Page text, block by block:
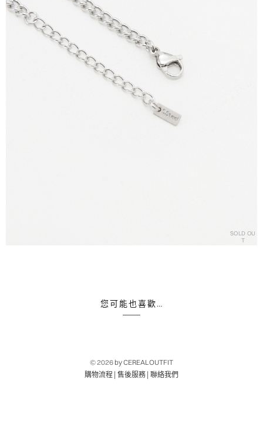
SOLD OU
T
您可能也喜歡…
© 2026 by CEREALOUTFIT
購物流程 | 售後服務 | 聯絡我們